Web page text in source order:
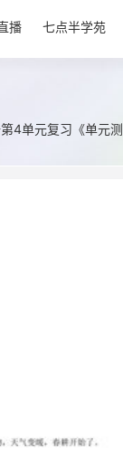
播 七点半学苑
4单元复习《单元